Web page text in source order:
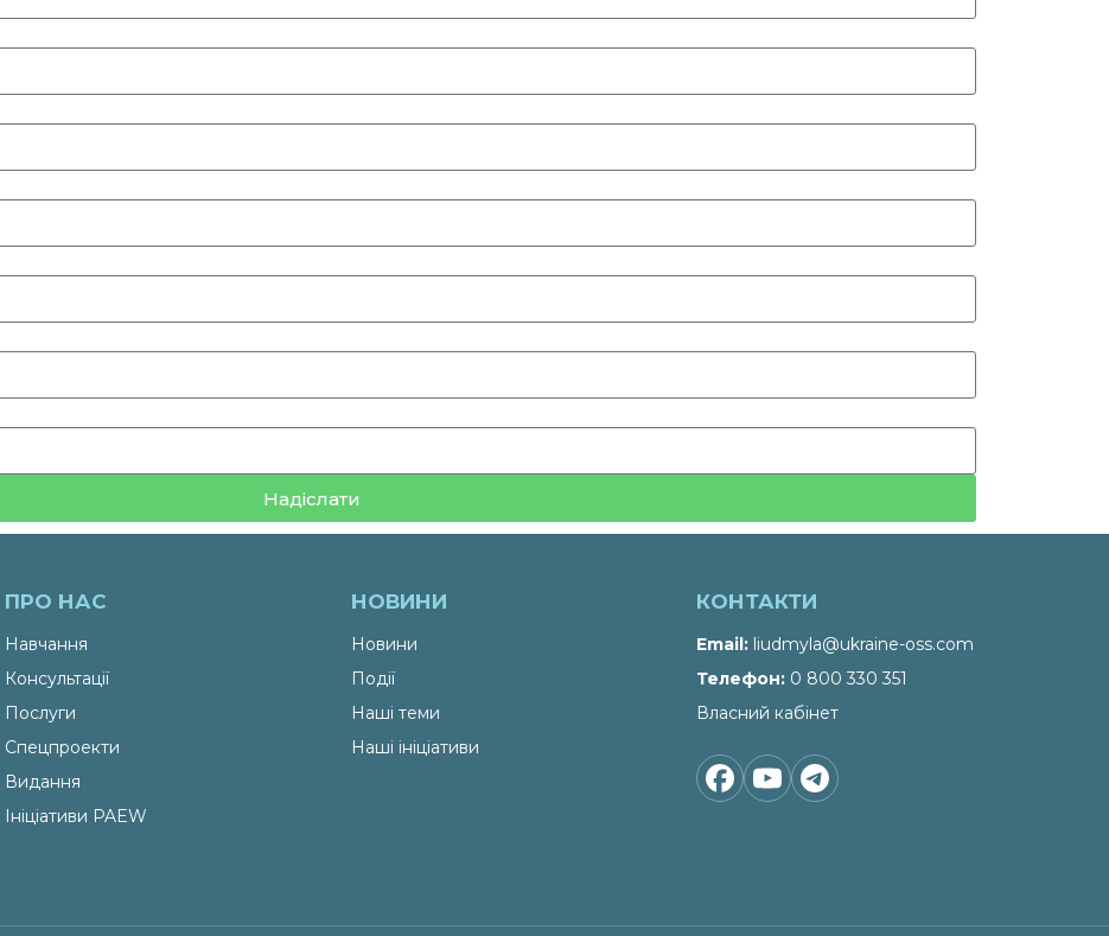
Надіслати
ПРО НАС
Навчання
Консультації
Послуги
Спецпроекти
Видання
Ініціативи PAEW
НОВИНИ
Новини
Події
Наші теми
Наші ініціативи
КОНТАКТИ
Email liudmyla@ukraine-oss.com
Телефон 0 800 330 351
Власний кабінет